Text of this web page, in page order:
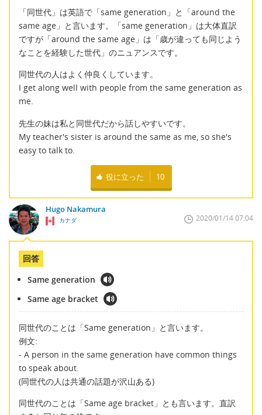
「同世代」は英語で「same generation」と「around the
same age」と言います。「same generation」は大体直訳
ですが「around the same age」は「歳が違っても同じよう
なことを経験した世代」のニュアンスです。
同世代の人はよく仲良くしています。
I get along well with people from the same generation as
me.
先生の妹は私と同世代だから話しやすいです。
My teacher's sister is around the same as me, so she's
easy to talk to.
役に立った 10
Hugo Nakamura
カナダ 2020/01/14 07:04
回答
Same generation
Same age bracket
同世代のことは「Same generation」と言います。
例文:
- A person in the same generation have common things
to speak about.
(同世代の人は共通の話題が沢山ある)
同世代のことは「Same age bracket」とも言います。直訳